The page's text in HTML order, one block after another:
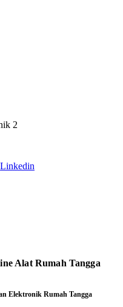
Linkedin
Alat Rumah Tangga
Elektronik Rumah Tangga